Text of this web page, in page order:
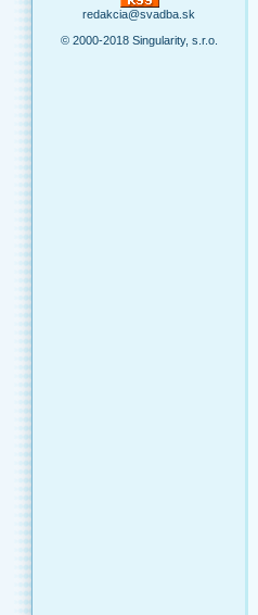
redakcia@svadba.sk
© 2000-2018 Singularity, s.r.o.